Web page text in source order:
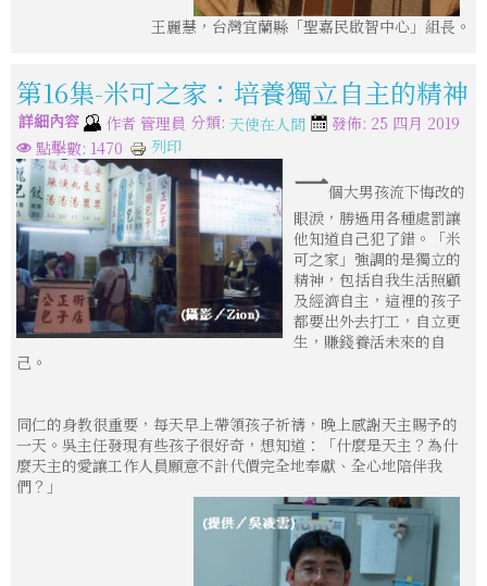
王麗慧，台灣宜蘭縣「聖嘉民啟智中心」組長。
第16集-米可之家：培養獨立自主的精神
詳細內容 作者 管理員 分類: 天使在人間
發佈: 25 四月 2019
點擊數: 1470
列印
一個大男孩流下悔改的
眼淚，勝過用各種處罰讓
他知道自己犯了錯。「米
可之家」強調的是獨立的
精神，包括自我生活照顧
及經濟自主，這裡的孩子
都要出外去打工，自立更
生，賺錢養活未來的自
己。
同仁的身教很重要，每天早上帶領孩子祈禱，晚上感謝天主賜予的
一天。吳主任發現有些孩子很好奇，想知道：「什麼是天主？為什
麼天主的愛讓工作人員願意不計代價完全地奉獻、全心地陪伴我
們？」